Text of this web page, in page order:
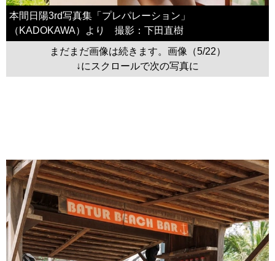
本間日陽3rd写真集「プレパレーション」
（KADOKAWA）より 撮影：下田直樹
まだまだ画像は続きます。画像（5/22）
↓にスクロールで次の写真に